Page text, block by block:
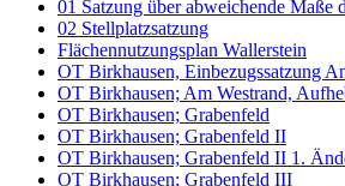
01 Satzung über abweichende Maße
02 Stellplatzsatzung
Flächennutzungsplan Wallerstein
OT Birkhausen, Einbezugssatzung
OT Birkhausen; Am Westrand,
OT Birkhausen; Grabenfeld
OT Birkhausen; Grabenfeld II
OT Birkhausen; Grabenfeld II 1.
OT Birkhausen; Grabenfeld III